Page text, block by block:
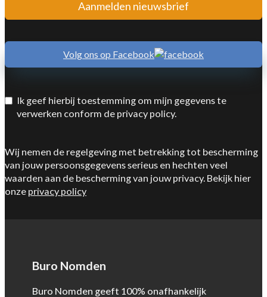
Aanmelden nieuwsbrief
Volg ons op Facebook
Ik geef hierbij toestemming om mijn gegevens te
verwerken conform de privacy policy.
Wij nemen de regelgeving met betrekking tot bescherming
van jouw persoonsgegevens serieus en hechten veel
waarden aan de bescherming van jouw privacy. Bekijk hier
onze privacy policy
Buro Nomden
Buro Nomden geeft 100% onafhankelijk